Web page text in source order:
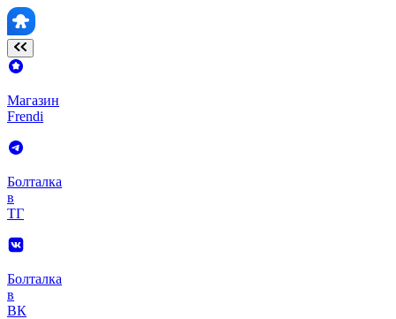
Магазин
Frendi
Болталка
в
ТГ
Болталка
в
ВК